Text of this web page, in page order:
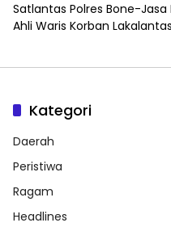
Satlantas Polres Bone-
Ahli Waris Korban
Kategori
Daerah
Peristiwa
Ragam
Headlines